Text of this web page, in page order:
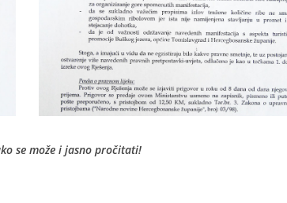
se može i jasno pročitati!